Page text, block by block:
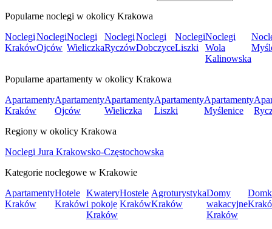
Popularne noclegi w okolicy Krakowa
Noclegi
Kraków
Noclegi
Ojców
Noclegi
Wieliczka
Noclegi
Ryczów
Noclegi
Dobczyce
Noclegi
Liszki
Noclegi
Wola
Kalinowska
Popularne apartamenty w okolicy Krakowa
Apartamenty
Kraków
Apartamenty
Ojców
Apartamenty
Wieliczka
Apartamenty
Liszki
Apartamenty
Myślenice
Regiony w okolicy Krakowa
Noclegi Jura Krakowsko-Częstochowska
Kategorie noclegowe w Krakowie
Apartamenty
Kraków
Hotele
Kraków
Kwatery
i pokoje
Kraków
Hostele
Kraków
Agroturystyka
Kraków
Domy
wakacyjne
Kraków